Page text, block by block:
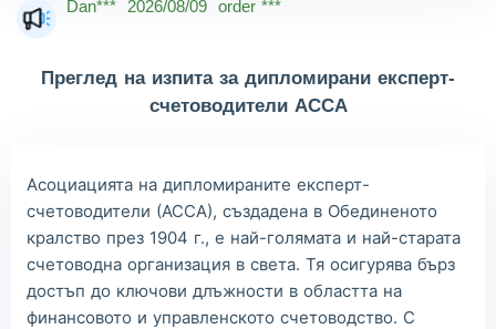
2026/08/09 order ***
Wil*** 2026/08/09 order ***
Luc*** 2026/08/09 order ***
Mas*** 2026/08/09 order ***
Преглед на изпита за дипломирани експерт-
счетоводители ACCA
Асоциацията на дипломираните експерт-
счетоводители (АССА), създадена в Обединеното
кралство през 1904 г., е най-голямата и най-старата
счетоводна организация в света. Тя осигурява бърз
достъп до ключови длъжности в областта на
финансовото и управленското счетоводство. С